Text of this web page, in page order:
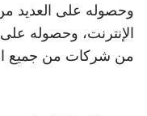
وحصوله على العديد
الإنترنت، وحصوله على
من شركات من جميع